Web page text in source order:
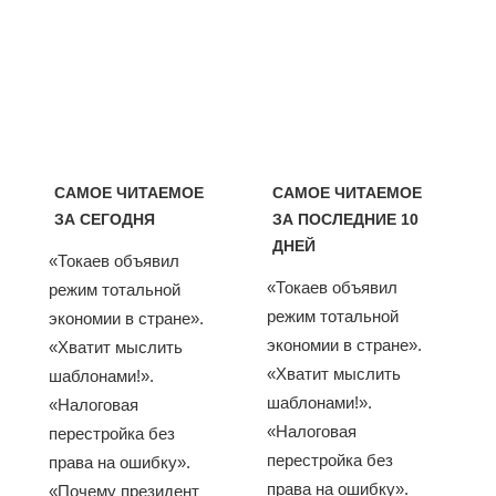
САМОЕ ЧИТАЕМОЕ
ЗА СЕГОДНЯ
«Токаев объявил
режим тотальной
экономии в стране».
«Хватит мыслить
шаблонами!».
«Налоговая
перестройка без
права на ошибку».
«Почему президент
САМОЕ ЧИТАЕМОЕ
ЗА ПОСЛЕДНИЕ 10
ДНЕЙ
«Токаев объявил
режим тотальной
экономии в стране».
«Хватит мыслить
шаблонами!».
«Налоговая
перестройка без
права на ошибку».